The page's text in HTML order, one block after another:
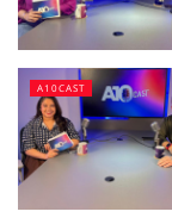
A10CAST